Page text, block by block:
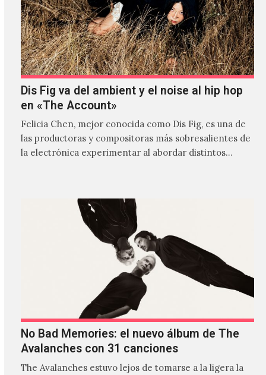
Dis Fig va del ambient y el noise al hip hop
en «The Account»
Felicia Chen, mejor conocida como Dis Fig, es una de
las productoras y compositoras más sobresalientes de
la electrónica experimentar al abordar distintos
No Bad Memories: el nuevo álbum de The
Avalanches con 31 canciones
The Avalanches estuvo lejos de tomarse a la ligera la